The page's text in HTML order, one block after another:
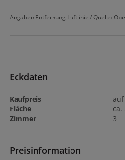
Angaben Entfernung Luftlinie / Quelle:
Eckdaten
Kaufpreis
auf
Fläche
ca.
Zimmer 3
Preisinformation